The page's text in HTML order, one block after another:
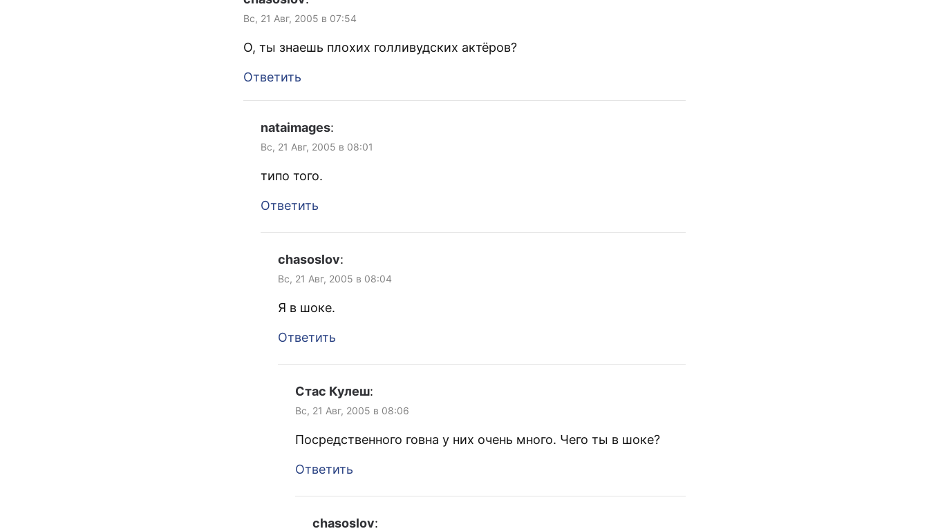
Вс, 21 Авг, 2005 в 07:54
О, ты знаешь плохих голливудских актёров?
Ответить
nataimages:
Вс, 21 Авг, 2005 в 08:01
типо того.
Ответить
chasoslov:
Вс, 21 Авг, 2005 в 08:04
Я в шоке.
Ответить
Стас Кулеш:
Вс, 21 Авг, 2005 в 08:06
Посредственного говна у них очень много. Чего ты в шоке?
Ответить
chasoslov: